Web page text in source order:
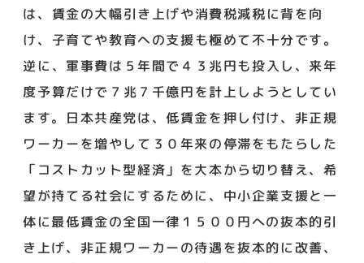
は、賃金の大幅引き上げや消費税減税に背を向
け、子育てや教育への支援も極めて不十分です。
逆に、軍事費は５年間で４３兆円も投入し、来年
度予算だけで７兆７千億円を計上しようとしてい
ます。日本共産党は、低賃金を押し付け、非正規
ワーカーを増やして３０年来の停滞をもたらした
「コストカット型経済」を大本から切り替え、希
望が持てる社会にするために、中小企業支援と一
体に最低賃金の全国一律１５００円への抜本的引
き上げ、非正規ワーカーの待遇を抜本的に改善、